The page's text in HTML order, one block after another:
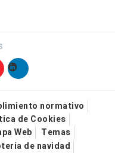
normativo
de Cookies
Web
Temas
de navidad